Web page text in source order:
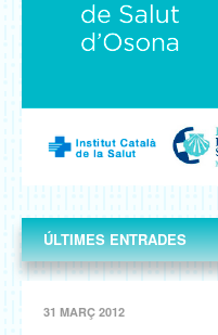
ÚLTIMES ENTRADES
31 MARÇ 2012